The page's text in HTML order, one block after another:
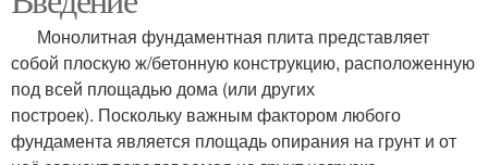
Монолитная фундаментная плита представляет
собой плоскую ж/бетонную конструкцию, расположенную
под всей площадью дома (или других
построек). Поскольку важным фактором любого
фундамента является площадь опирания на грунт и от